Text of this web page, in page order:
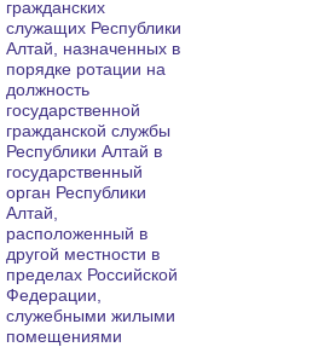
гражданских
служащих Республики
Алтай, назначенных в
порядке ротации на
должность
государственной
гражданской службы
Республики Алтай в
государственный
орган Республики
Алтай,
расположенный в
другой местности в
пределах Российской
Федерации,
служебными жилыми
помещениями